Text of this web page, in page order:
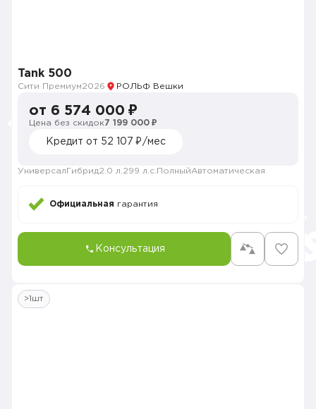
Tank 500
Сити Премиум2026 РОЛЬФ Вешки
от 6 574 000 ₽
Цена без скидок7 199 000 ₽
Кредит от 52 107 ₽/мес
Универсал Гибрид2.0 л. 299 л.с. ПолныйАвтоматическая
Официальная гарантия
Консультация
>1шт